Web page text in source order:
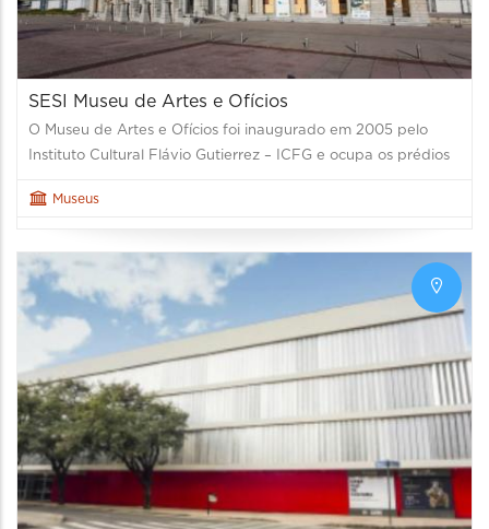
SESI Museu de Artes e Ofícios
O Museu de Artes e Ofícios foi inaugurado em 2005 pelo
Instituto Cultural Flávio Gutierrez – ICFG e ocupa os prédios
Museus